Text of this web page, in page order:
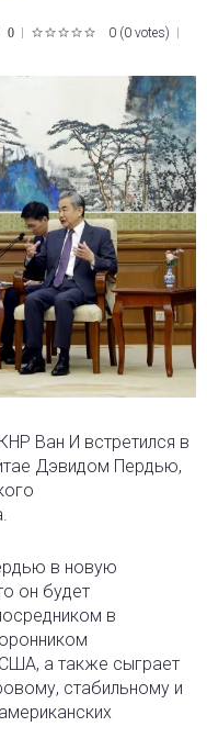
0 0 (0 votes)
Ван И встретился в
Дэвидом Пердью,
в новую
он будет
в
а также сыграет
стабильному и